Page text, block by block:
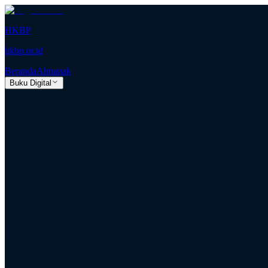
HKBP
hkbp.or.id
BerandaAlmanak
Buku Digital